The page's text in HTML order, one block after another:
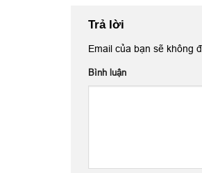
Trả lời
Email của bạn sẽ không
Bình luận